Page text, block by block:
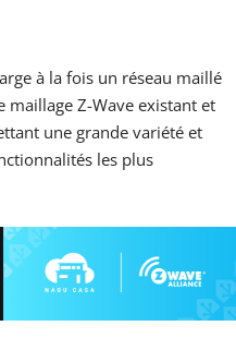
à la fois un réseau maillé
maillage Z-Wave existant et
une grande variété et
les plus